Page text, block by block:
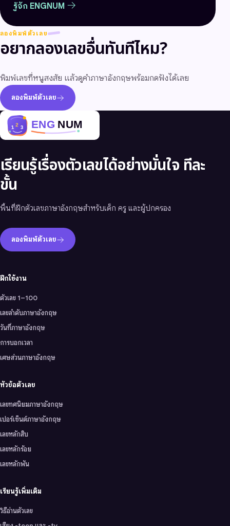
รู้จัก ENGNUM
ลองพิมพ์ตัวเลข
อยากลองเลขอื่นทันทีไหม?
พิมพ์เลขที่หนูสงสัย แล้วดูคำภาษาอังกฤษพร้อมกดฟังได้เลย
ลองพิมพ์ตัวเลข
เรียนรู้เรื่องตัวเลขได้อย่างมั่นใจ ทีละ
ขั้น
พื้นที่ฝึกตัวเลขภาษาอังกฤษสำหรับเด็ก ครู และผู้ปกครอง
ลองพิมพ์ตัวเลข
ฝึกใช้งาน
ตัวเลข 1–100
เลขลำดับภาษาอังกฤษ
วันที่ภาษาอังกฤษ
การบอกเวลา
เศษส่วนภาษาอังกฤษ
หัวข้อตัวเลข
เลขทศนิยมภาษาอังกฤษ
เปอร์เซ็นต์ภาษาอังกฤษ
เลขหลักสิบ
เลขหลักร้อย
เลขหลักพัน
เรียนรู้เพิ่มเติม
วิธีอ่านตัวเลข